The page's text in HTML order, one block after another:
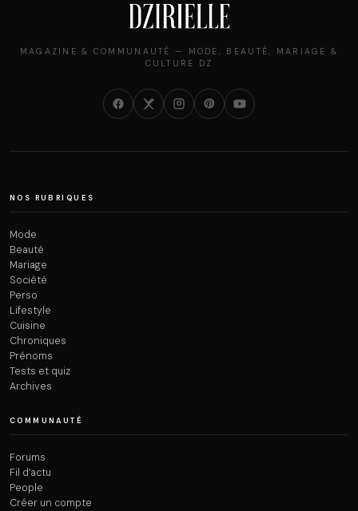
MAGAZINE & COMMUNAUTÉ — MODE, BEAUTÉ, MARIAGE &
CULTURE DZ
NOS RUBRIQUES
Mode
Beauté
Mariage
Société
Perso
Lifestyle
Cuisine
Chroniques
Prénoms
Tests et quiz
Archives
COMMUNAUTÉ
Forums
Fil d’actu
People
Créer un compte